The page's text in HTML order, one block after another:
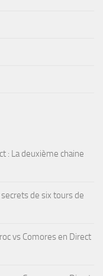
: La deuxième chaine
de six tours de
vs Comores en Direct